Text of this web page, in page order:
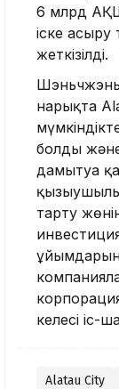
6 млрд
іске асыру
жеткізілді.
нарықта
болды
дамытуға
тарту
келесі іс-
Alatau City